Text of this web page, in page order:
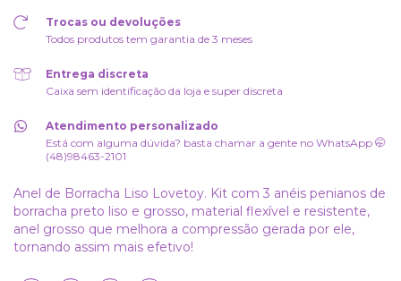
Trocas ou devoluções
Todos produtos tem garantia de 3 meses
Entrega discreta
Caixa sem identificação da loja e super discreta
Atendimento personalizado
Está com alguma dúvida? basta chamar a gente no WhatsApp 🤭
(48)98463-2101
Anel de Borracha Liso Lovetoy. Kit com 3 anéis penianos de
borracha preto liso e grosso, material flexível e resistente,
anel grosso que melhora a compressão gerada por ele,
tornando assim mais efetivo!